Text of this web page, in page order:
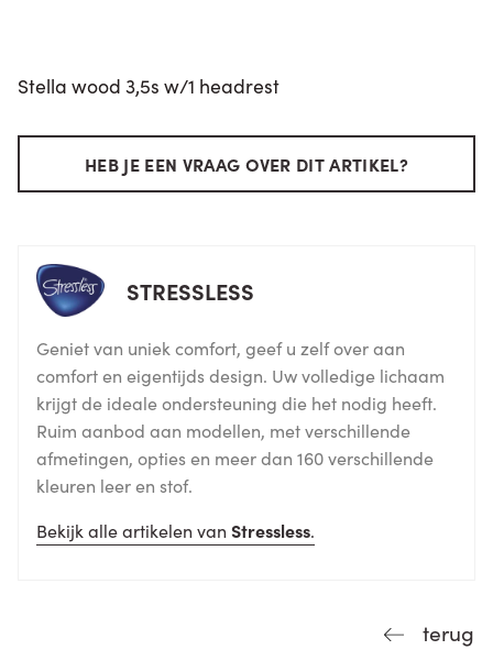
Stella wood 3,5s w/1 headrest
HEB JE EEN VRAAG OVER DIT ARTIKEL?
STRESSLESS
Geniet van uniek comfort, geef u zelf over aan
comfort en eigentijds design. Uw volledige lichaam
krijgt de ideale ondersteuning die het nodig heeft.
Ruim aanbod aan modellen, met verschillende
afmetingen, opties en meer dan 160 verschillende
kleuren leer en stof.
Bekijk alle artikelen van Stressless.
terug